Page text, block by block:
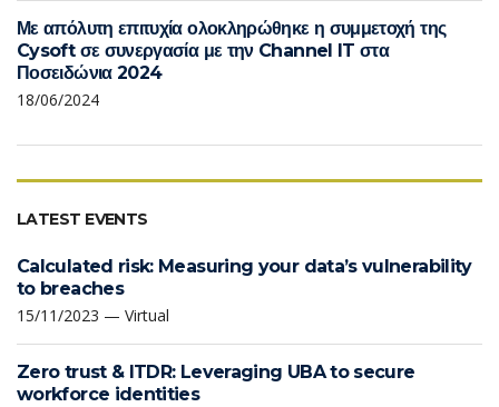
Με απόλυτη επιτυχία ολοκληρώθηκε η συμμετοχή της
Cysoft σε συνεργασία με την Channel IT στα
Ποσειδώνια 2024
18/06/2024
LATEST EVENTS
Calculated risk: Measuring your data’s vulnerability
to breaches
15/11/2023 — Virtual
Zero trust & ITDR: Leveraging UBA to secure
workforce identities